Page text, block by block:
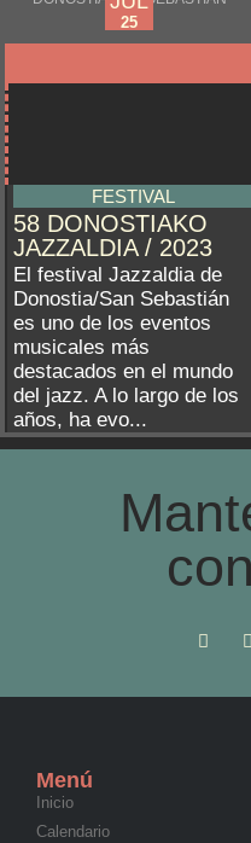
21
25
FESTIVAL
58 DONOSTIAKO
JAZZALDIA / 2023
El festival Jazzaldia de
Donostia/San Sebastián
es uno de los eventos
musicales más
destacados en el mundo
del jazz. A lo largo de los
años, ha evo...
Menú
Inicio
Calendario